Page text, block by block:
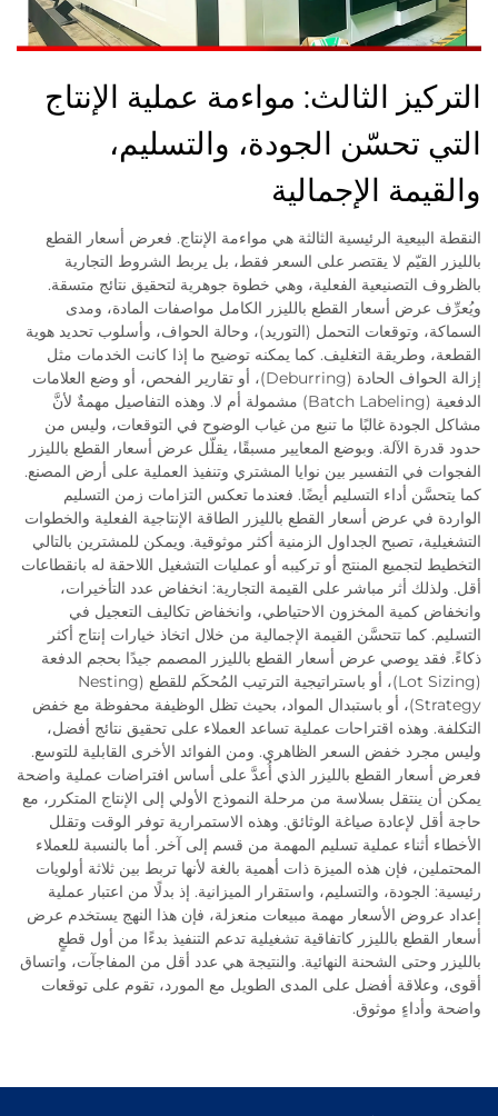
التركيز الثالث: مواءمة عملية الإنتاج
التي تحسّن الجودة، والتسليم،
والقيمة الإجمالية
النقطة البيعية الرئيسية الثالثة هي مواءمة الإنتاج. فعرض أسعار القطع
بالليزر القيّم لا يقتصر على السعر فقط، بل يربط الشروط التجارية
بالظروف التصنيعية الفعلية، وهي خطوة جوهرية لتحقيق نتائج متسقة.
ويُعرِّف عرض أسعار القطع بالليزر الكامل مواصفات المادة، ومدى
السماكة، وتوقعات التحمل (التوريد)، وحالة الحواف، وأسلوب تحديد هوية
القطعة، وطريقة التغليف. كما يمكنه توضيح ما إذا كانت الخدمات مثل
إزالة الحواف الحادة (Deburring)، أو تقارير الفحص، أو وضع العلامات
الدفعية (Batch Labeling) مشمولة أم لا. وهذه التفاصيل مهمةٌ لأنَّ
مشاكل الجودة غالبًا ما تنبع من غياب الوضوح في التوقعات، وليس من
حدود قدرة الآلة. وبوضع المعايير مسبقًا، يقلّل عرض أسعار القطع بالليزر
الفجوات في التفسير بين نوايا المشتري وتنفيذ العملية على أرض المصنع.
كما يتحسَّن أداء التسليم أيضًا. فعندما تعكس التزامات زمن التسليم
الواردة في عرض أسعار القطع بالليزر الطاقة الإنتاجية الفعلية والخطوات
التشغيلية، تصبح الجداول الزمنية أكثر موثوقية. ويمكن للمشترين بالتالي
التخطيط لتجميع المنتج أو تركيبه أو عمليات التشغيل اللاحقة له بانقطاعات
أقل. ولذلك أثر مباشر على القيمة التجارية: انخفاض عدد التأخيرات،
وانخفاض كمية المخزون الاحتياطي، وانخفاض تكاليف التعجيل في
التسليم. كما تتحسَّن القيمة الإجمالية من خلال اتخاذ خيارات إنتاج أكثر
ذكاءً. فقد يوصي عرض أسعار القطع بالليزر المصمم جيدًا بحجم الدفعة
(Lot Sizing)، أو باستراتيجية الترتيب المُحكَم للقطع (Nesting
Strategy)، أو باستبدال المواد، بحيث تظل الوظيفة محفوظة مع خفض
التكلفة. وهذه اقتراحات عملية تساعد العملاء على تحقيق نتائج أفضل،
وليس مجرد خفض السعر الظاهري. ومن الفوائد الأخرى القابلية للتوسع.
فعرض أسعار القطع بالليزر الذي أُعدَّ على أساس افتراضات عملية واضحة
يمكن أن ينتقل بسلاسة من مرحلة النموذج الأولي إلى الإنتاج المتكرر، مع
حاجة أقل لإعادة صياغة الوثائق. وهذه الاستمرارية توفر الوقت وتقلل
الأخطاء أثناء عملية تسليم المهمة من قسم إلى آخر. أما بالنسبة للعملاء
المحتملين، فإن هذه الميزة ذات أهمية بالغة لأنها تربط بين ثلاثة أولويات
رئيسية: الجودة، والتسليم، واستقرار الميزانية. إذ بدلًا من اعتبار عملية
إعداد عروض الأسعار مهمة مبيعات منعزلة، فإن هذا النهج يستخدم عرض
أسعار القطع بالليزر كاتفاقية تشغيلية تدعم التنفيذ بدءًا من أول قطعٍ
بالليزر وحتى الشحنة النهائية. والنتيجة هي عدد أقل من المفاجآت، واتساق
أقوى، وعلاقة أفضل على المدى الطويل مع المورد، تقوم على توقعات
واضحة وأداءٍ موثوق.